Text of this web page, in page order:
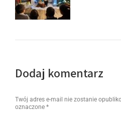
Dodaj komentarz
Twój adres e-mail nie zostanie
oznaczone *